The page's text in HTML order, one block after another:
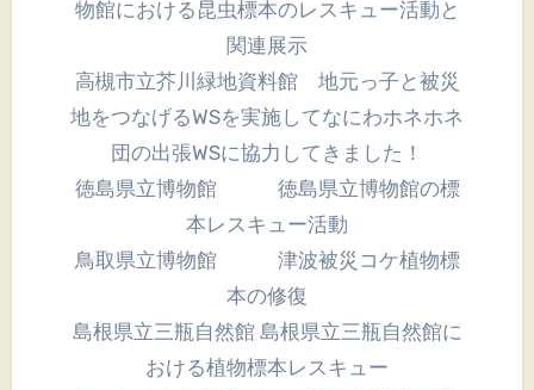
物館における昆虫標本のレスキュー活動と
関連展示
高槻市立芥川緑地資料館 地元っ子と被災
地をつなげるWSを実施してなにわホネホネ
団の出張WSに協力してきました！
徳島県立博物館 徳島県立博物館の標
本レスキュー活動
鳥取県立博物館 津波被災コケ植物標
本の修復
島根県立三瓶自然館 島根県立三瓶自然館に
おける植物標本レスキュー